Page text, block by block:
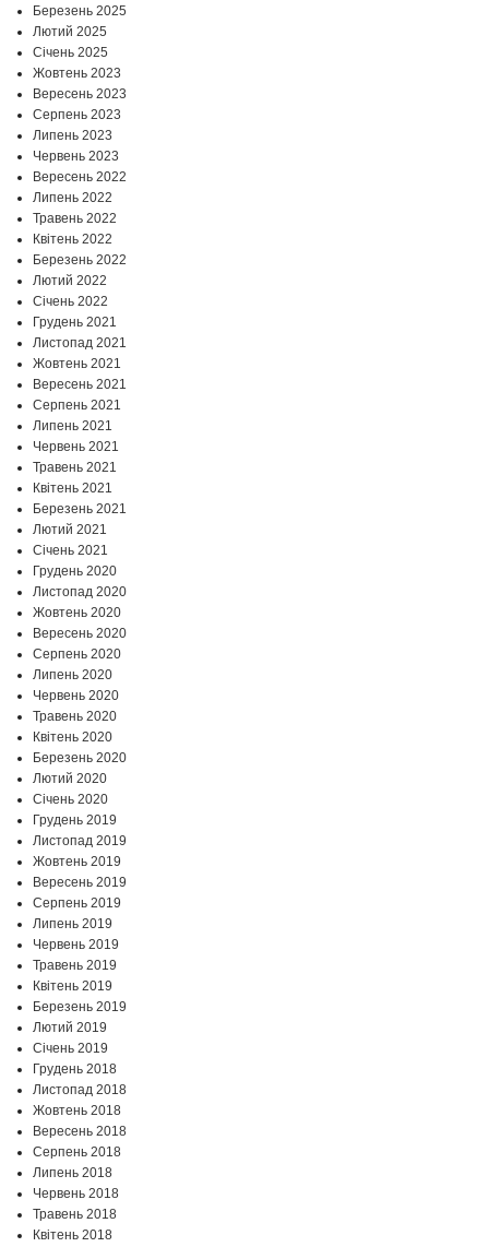
Березень 2025
Лютий 2025
Січень 2025
Жовтень 2023
Вересень 2023
Серпень 2023
Липень 2023
Червень 2023
Вересень 2022
Липень 2022
Травень 2022
Квітень 2022
Березень 2022
Лютий 2022
Січень 2022
Грудень 2021
Листопад 2021
Жовтень 2021
Вересень 2021
Серпень 2021
Липень 2021
Червень 2021
Травень 2021
Квітень 2021
Березень 2021
Лютий 2021
Січень 2021
Грудень 2020
Листопад 2020
Жовтень 2020
Вересень 2020
Серпень 2020
Липень 2020
Червень 2020
Травень 2020
Квітень 2020
Березень 2020
Лютий 2020
Січень 2020
Грудень 2019
Листопад 2019
Жовтень 2019
Вересень 2019
Серпень 2019
Липень 2019
Червень 2019
Травень 2019
Квітень 2019
Березень 2019
Лютий 2019
Січень 2019
Грудень 2018
Листопад 2018
Жовтень 2018
Вересень 2018
Серпень 2018
Липень 2018
Червень 2018
Травень 2018
Квітень 2018